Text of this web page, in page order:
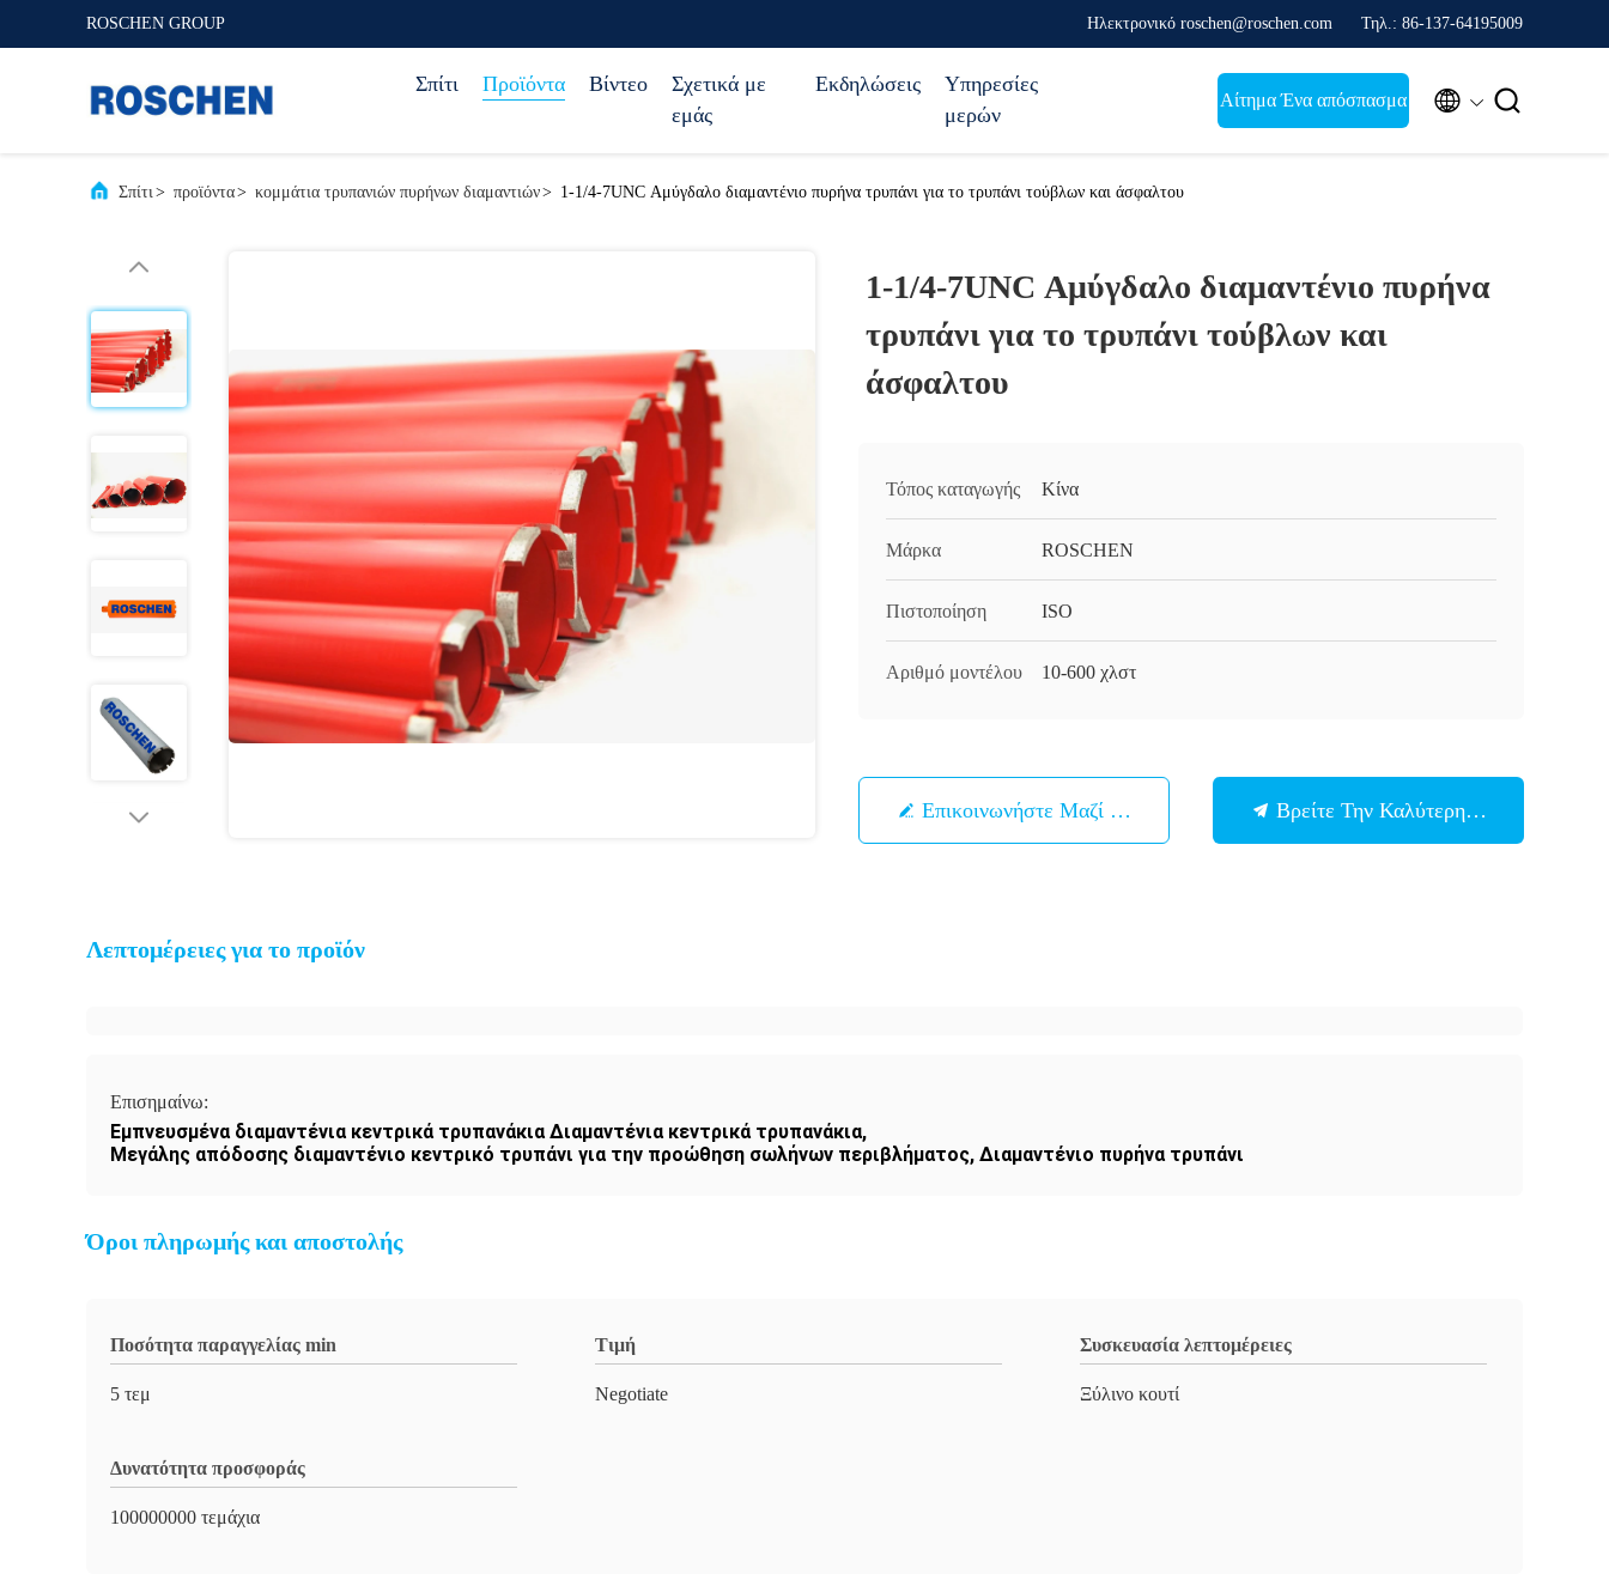
ROSCHEN GROUP Ηλεκτρονικό roschen@roschen.com Τηλ.: 86-137-64195009
Σπίτι Προϊόντα Βίντεο
Σχετικά με
εμάς
Εκδηλώσεις
Υπηρεσίες
μερών
Αίτημα Ένα απόσπασμα  
Σπίτι> προϊόντα> κομμάτια τρυπανιών πυρήνων διαμαντιών> 1-1/4-7UNC Αμύγδαλο διαμαντένιο πυρήνα τρυπάνι για το τρυπάνι τούβλων και άσφαλτου
1-1/4-7UNC Αμύγδαλο διαμαντένιο πυρήνα
τρυπάνι για το τρυπάνι τούβλων και
άσφαλτου
Τόπος καταγωγής Κίνα
Μάρκα ROSCHEN
Πιστοποίηση ISO
Αριθμό μοντέλου 10-600 χλστ
Επικοινωνήστε Μαζί Μας Βρείτε Την Καλύτερη Τιμή
Λεπτομέρειες για το προϊόν
Επισημαίνω:
Εμπνευσμένα διαμαντένια κεντρικά τρυπανάκια Διαμαντένια κεντρικά τρυπανάκια,
Μεγάλης απόδοσης διαμαντένιο κεντρικό τρυπάνι για την προώθηση σωλήνων περιβλήματος, Διαμαντένιο πυρήνα τρυπάνι
Όροι πληρωμής και αποστολής
Ποσότητα παραγγελίας min
5 τεμ
Τιμή
Negotiate
Συσκευασία λεπτομέρειες
Ξύλινο κουτί
Δυνατότητα προσφοράς
100000000 τεμάχια